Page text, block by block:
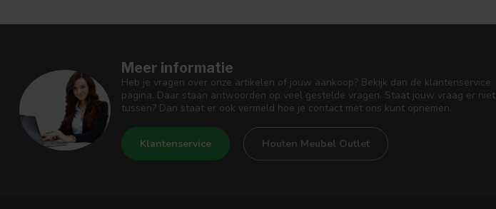
Meer informatie
Heb je vragen over onze artikelen of jouw aankoop? Bekijk dan de klantenservice
pagina. Daar staan antwoorden op veel gestelde vragen. Staat jouw vraag er niet
tussen? Dan staat er ook vermeld hoe je contact met ons kunt opnemen.
Klantenservice Houten Meubel Outlet